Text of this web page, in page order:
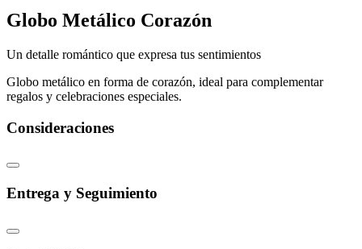
Globo Metálico Corazón
Un detalle romántico que expresa tus sentimientos
Globo metálico en forma de corazón, ideal para complementar
regalos y celebraciones especiales.
Consideraciones
Entrega y Seguimiento